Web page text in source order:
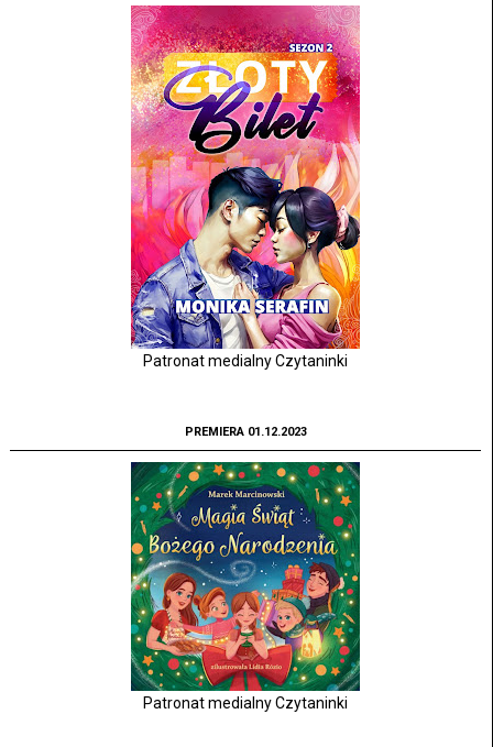
Patronat medialny Czytaninki
PREMIERA 01.12.2023
Patronat medialny Czytaninki